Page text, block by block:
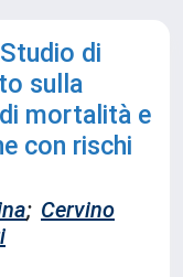
di
sulla
mortalità e
con rischi
; Cervino